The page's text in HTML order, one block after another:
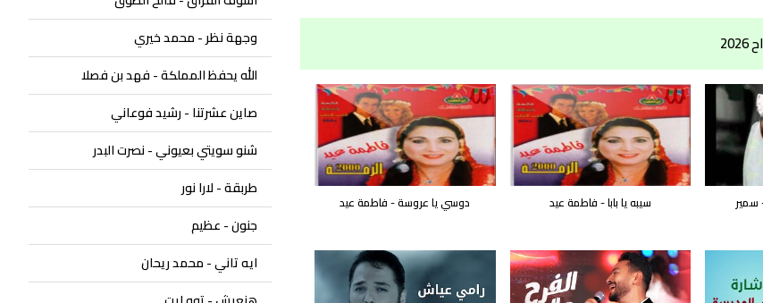
سمير سيبه يا بابا - فاطمة عيد دوسي يا عروسة - فاطمة عيد
وجهة نظر - محمد خيري
الله يحفظ المملكة - فهد بن فصلا
صاين عشرتنا - رشيد فوعاني
شنو سويتي بعيوني - نصرت البدر
طربقة - لارا نور
جنون - عظيم
ايه تاني - محمد ريحان